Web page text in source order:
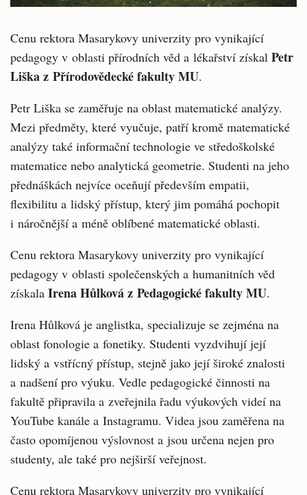
Cenu rektora Masarykovy univerzity pro vynikající
pedagogy v oblasti přírodních věd a lékařství získal Petr
Liška z Přírodovědecké fakulty MU.
Petr Liška se zaměřuje na oblast matematické analýzy.
Mezi předměty, které vyučuje, patří kromě matematické
analýzy také informační technologie ve středoškolské
matematice nebo analytická geometrie. Studenti na jeho
přednáškách nejvíce oceňují především empatii,
flexibilitu a lidský přístup, který jim pomáhá pochopit
i náročnější a méně oblíbené matematické oblasti.
Cenu rektora Masarykovy univerzity pro vynikající
pedagogy v oblasti společenských a humanitních věd
získala Irena Hůlková z Pedagogické fakulty MU.
Irena Hůlková je anglistka, specializuje se zejména na
oblast fonologie a fonetiky. Studenti vyzdvihují její
lidský a vstřícný přístup, stejně jako její široké znalosti
a nadšení pro výuku. Vedle pedagogické činnosti na
fakultě připravila a zveřejnila řadu výukových videí na
YouTube kanále a Instagramu. Videa jsou zaměřena na
často opomíjenou výslovnost a jsou určena nejen pro
studenty, ale také pro nejširší veřejnost.
Cenu rektora Masarykovy univerzity pro vynikající